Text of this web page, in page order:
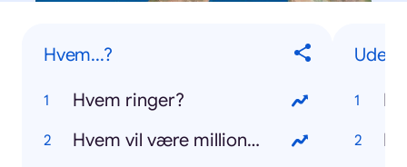
Hvem...?
Hvem ringer?
Hvem vil være millionær?